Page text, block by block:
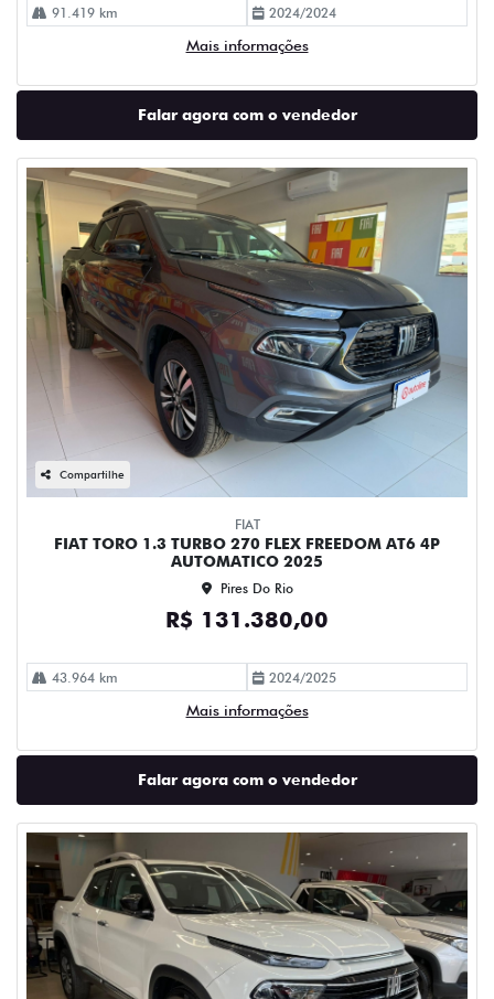
91.419 km 2024/2024
Mais informações
Falar agora com o vendedor
Compartilhe
FIAT
FIAT TORO 1.3 TURBO 270 FLEX FREEDOM AT6 4P
AUTOMATICO 2025
Pires Do Rio
R$ 131.380,00
43.964 km 2024/2025
Mais informações
Falar agora com o vendedor